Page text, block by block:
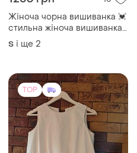
Жіноча чорна вишиванка 💓
стильна жіноча вишиванка
💓 вишита блуза 💓
S і ще 2
TOP